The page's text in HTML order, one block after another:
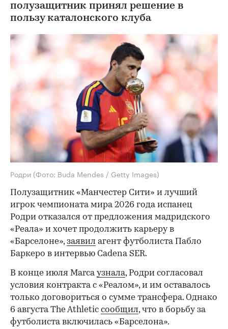
полузащитник принял решение в
пользу каталонского клуба
Родри (Фото: Buda Mendes / Getty Images)
Полузащитник «Манчестер Сити» и лучший
игрок чемпионата мира 2026 года испанец
Родри отказался от предложения мадридского
«Реала» и хочет продолжить карьеру в
«Барселоне»,заявил агент футболиста Пабло
Баркеро в интервью Cadena SER.
В конце июля Marcaузнала, Родри согласовал
условия контракта с «Реалом», и им оставалось
только договориться о сумме трансфера. Однако
6 августа The Athletic cообщил, что в борьбу за
футболиста включилась «Барселона».